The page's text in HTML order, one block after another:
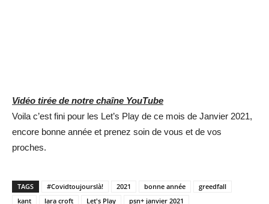
Vidéo tirée de notre chaîne YouTube
Voila c’est fini pour les Let’s Play de ce mois de Janvier 2021,
encore bonne année et prenez soin de vous et de vos
proches.
TAGS #Covidtoujourslà! 2021 bonne année
greedfall
kant
lara croft Let's Play psn+ janvier 2021